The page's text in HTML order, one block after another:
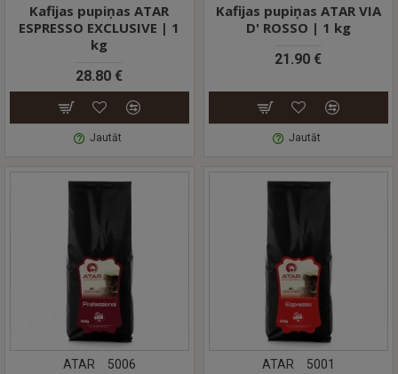
Kafijas pupiņas ATAR
ESPRESSO EXCLUSIVE | 1
kg
28.80 €
Jautāt
Kafijas pupiņas ATAR VIA
D' ROSSO | 1 kg
21.90 €
Jautāt
ATAR 5006 ATAR 5001